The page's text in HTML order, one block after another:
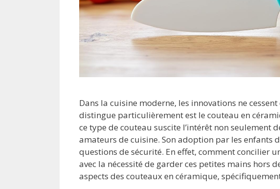
Dans la cuisine moderne, les innovations ne
distingue particulièrement est le couteau en
ce type de couteau suscite l’intérêt non seulement
amateurs de cuisine. Son adoption par les enfants
questions de sécurité. En effet, comment concilier
avec la nécessité de garder ces petites mains hors
aspects des couteaux en céramique,